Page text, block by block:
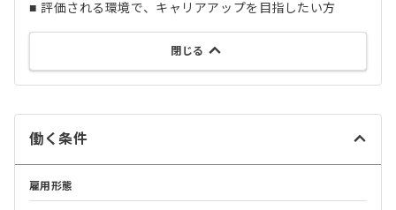
■ 評価される環境で、キャリアアップを目指したい方
閉じる
働く条件
雇用形態